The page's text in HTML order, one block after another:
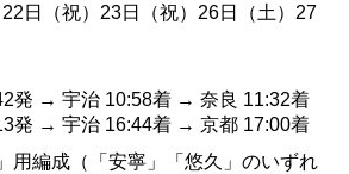
日（祝）23日（祝）26日（土）27
発 → 宇治 10:58着 → 奈良 11:32着
発 → 宇治 16:44着 → 京都 17:00着
用編成（「安寧」「悠久」のいずれ